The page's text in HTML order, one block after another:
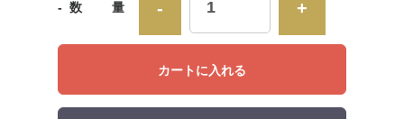
- 数 量 - +
カートに入れる